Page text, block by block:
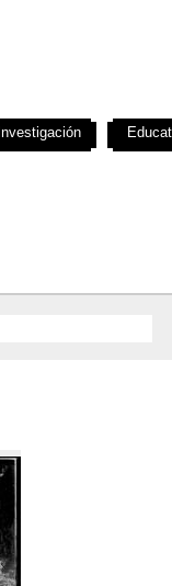
Investigación